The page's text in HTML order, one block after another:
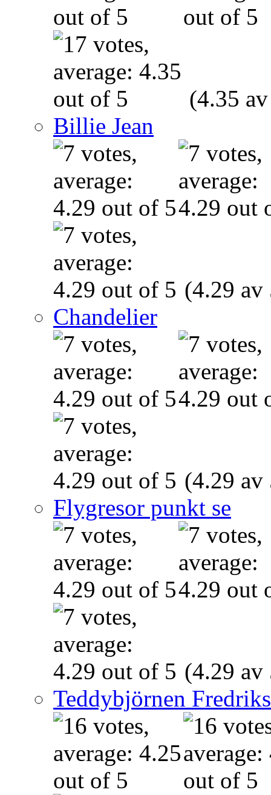
(4.35
Billie Jean
(4.29 av
Chandelier
(4.29 av
Flygresor punkt se
(4.29 av
Teddybjörnen